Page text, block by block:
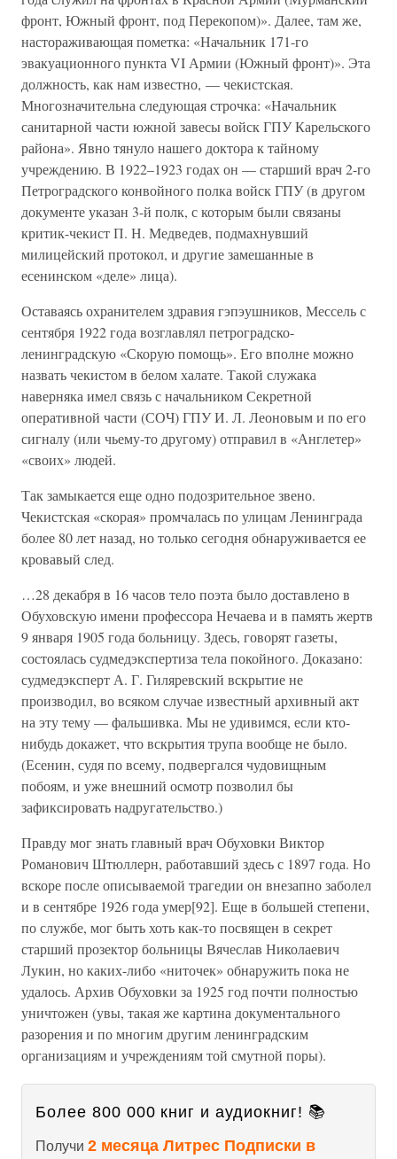
фронт, Южный фронт, под Перекопом)». Далее, там же,
настораживающая пометка: «Начальник 171-го
эвакуационного пункта VI Армии (Южный фронт)». Эта
должность, как нам известно, — чекистская.
Многозначительна следующая строчка: «Начальник
санитарной части южной завесы войск ГПУ Карельского
района». Явно тянуло нашего доктора к тайному
учреждению. В 1922–1923 годах он — старший врач 2-го
Петроградского конвойного полка войск ГПУ (в другом
документе указан 3-й полк, с которым были связаны
критик-чекист П. Н. Медведев, подмахнувший
милицейский протокол, и другие замешанные в
есенинском «деле» лица).
Оставаясь охранителем здравия гэпэушников, Мессель с
сентября 1922 года возглавлял петроградско-
ленинградскую «Скорую помощь». Его вполне можно
назвать чекистом в белом халате. Такой служака
наверняка имел связь с начальником Секретной
оперативной части (СОЧ) ГПУ И. Л. Леоновым и по его
сигналу (или чьему-то другому) отправил в «Англетер»
«своих» людей.
Так замыкается еще одно подозрительное звено.
Чекистская «скорая» промчалась по улицам Ленинграда
более 80 лет назад, но только сегодня обнаруживается ее
кровавый след.
…28 декабря в 16 часов тело поэта было доставлено в
Обуховскую имени профессора Нечаева и в память жертв
9 января 1905 года больницу. Здесь, говорят газеты,
состоялась судмедэкспертиза тела покойного. Доказано:
судмедэксперт А. Г. Гиляревский вскрытие не
производил, во всяком случае известный архивный акт
на эту тему — фальшивка. Мы не удивимся, если кто-
нибудь докажет, что вскрытия трупа вообще не было.
(Есенин, судя по всему, подвергался чудовищным
побоям, и уже внешний осмотр позволил бы
зафиксировать надругательство.)
Правду мог знать главный врач Обуховки Виктор
Романович Штюллерн, работавший здесь с 1897 года. Но
вскоре после описываемой трагедии он внезапно заболел
и в сентябре 1926 года умер[92]. Еще в большей степени,
по службе, мог быть хоть как-то посвящен в секрет
старший прозектор больницы Вячеслав Николаевич
Лукин, но каких-либо «ниточек» обнаружить пока не
удалось. Архив Обуховки за 1925 год почти полностью
уничтожен (увы, такая же картина документального
разорения и по многим другим ленинградским
организациям и учреждениям той смутной поры).
Более 800 000 книг и аудиокниг! 📚
Получи 2 месяца Литрес Подписки в